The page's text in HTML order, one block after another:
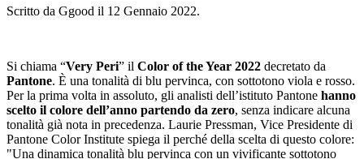
Scritto da Ggood il 12 Gennaio 2022.
Si chiama “Very Peri” il Color of the Year 2022 decretato da
Pantone. È una tonalità di blu pervinca, con sottotono viola e rosso.
Per la prima volta in assoluto, gli analisti dell’istituto Pantone hanno
scelto il colore dell’anno partendo da zero, senza indicare alcuna
tonalità già nota in precedenza. Laurie Pressman, Vice Presidente di
Pantone Color Institute spiega il perché della scelta di questo colore:
"Una dinamica tonalità blu pervinca con un vivificante sottotono